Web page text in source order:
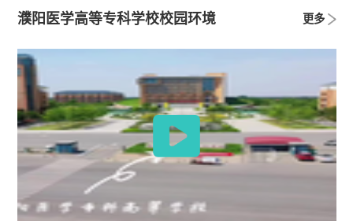
濮阳医学高等专科学校校园环境 更多